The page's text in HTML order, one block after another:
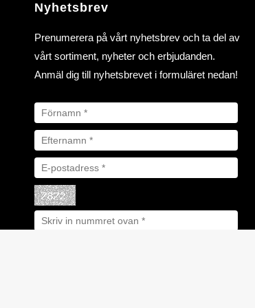
Nyhetsbrev
Prenumerera på vårt nyhetsbrev och ta del av
vårt sortiment, nyheter och erbjudanden.
Anmäl dig till nyhetsbrevet i formuläret nedan!